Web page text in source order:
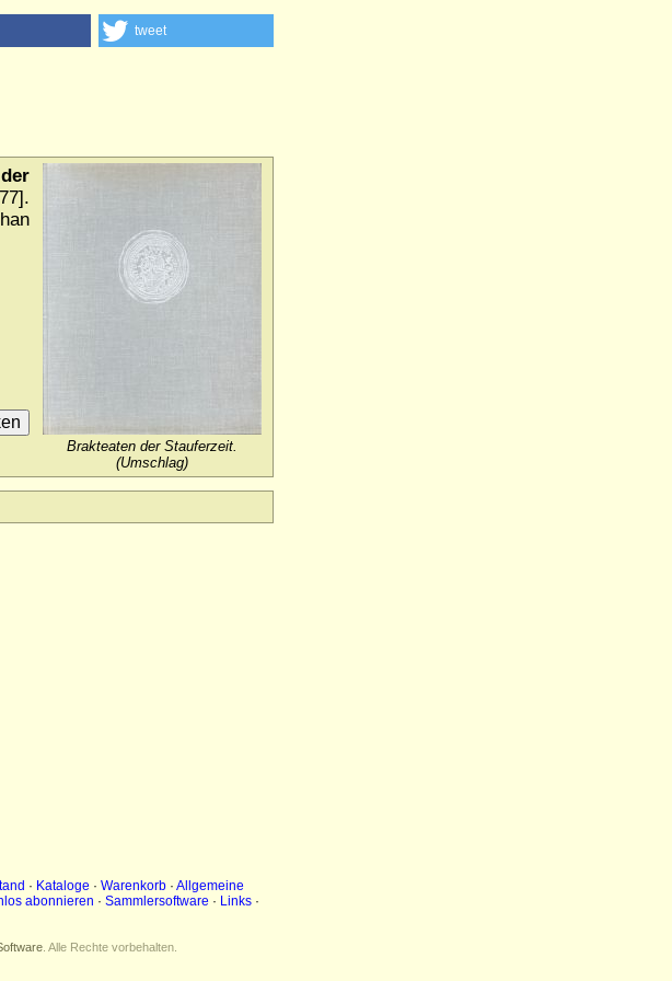
tweet
Brakteaten der Stauferzeit.
(Umschlag)
· Kataloge · Warenkorb· Allgemeine
abonnieren · Sammlersoftware · Links ·
. Alle Rechte vorbehalten.